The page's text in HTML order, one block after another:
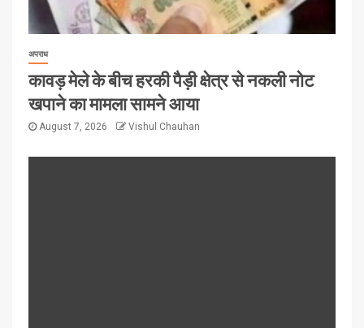
अपराध
कावड़ मेले के बीच हरकी पैड़ी क्षेत्र से नकली नोट
खपाने का मामला सामने आया
August 7, 2026 Vishul Chauhan